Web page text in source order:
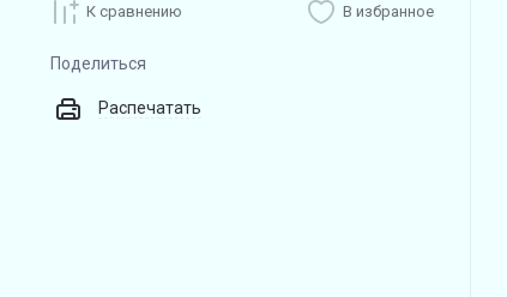
К сравнению В избранное
Поделиться
Распечатать